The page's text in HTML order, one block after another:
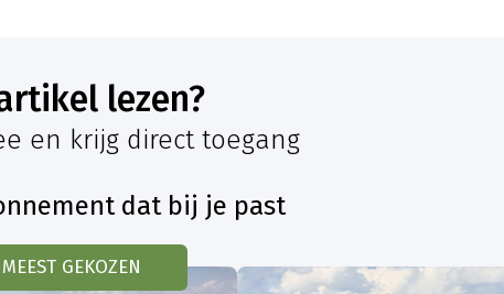
artikel lezen?
en krijg direct toegang
dat bij je past
MEEST GEKOZEN